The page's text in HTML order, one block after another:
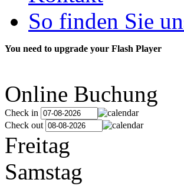
So finden Sie
You need to upgrade your Flash Player
Online Buchung
Check in
Check out
Freitag
Samstag